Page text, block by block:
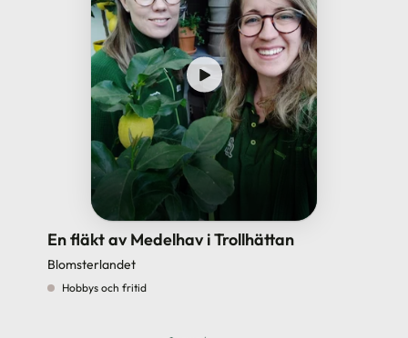
En fläkt av Medelhav i Trollhättan
Blomsterlandet
Hobbys och fritid